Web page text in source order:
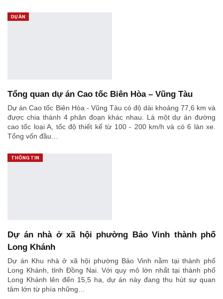
DỰ ÁN
Tổng quan dự án Cao tốc Biên Hòa – Vũng Tàu
Dự án Cao tốc Biên Hòa - Vũng Tàu có độ dài khoảng 77,6 km và
được chia thành 4 phân đoạn khác nhau. Là một dự án đường
cao tốc loại A, tốc độ thiết kế từ 100 - 200 km/h và có 6 làn xe.
Tổng vốn đầu…
THÔNG TIN
Dự án nhà ở xã hội phường Bảo Vinh thành phố
Long Khánh
Dự án Khu nhà ở xã hội phường Bảo Vinh nằm tại thành phố
Long Khánh, tỉnh Đồng Nai. Với quy mô lớn nhất tại thành phố
Long Khánh lên đến 15,5 ha, dự án này đang thu hút sự quan
tâm lớn từ phía những…